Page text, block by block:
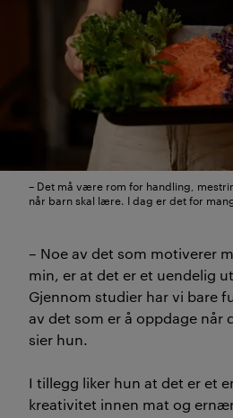
– Det må være rom for handling,
når barn skal lære. I dag er det for
– Noe av det som motiverer
min, er at det er et uendelig
Gjennom studier har vi bare
av det som er å oppdage når
sier hun.
I tillegg liker hun at det er et
kreativitet innen mat og